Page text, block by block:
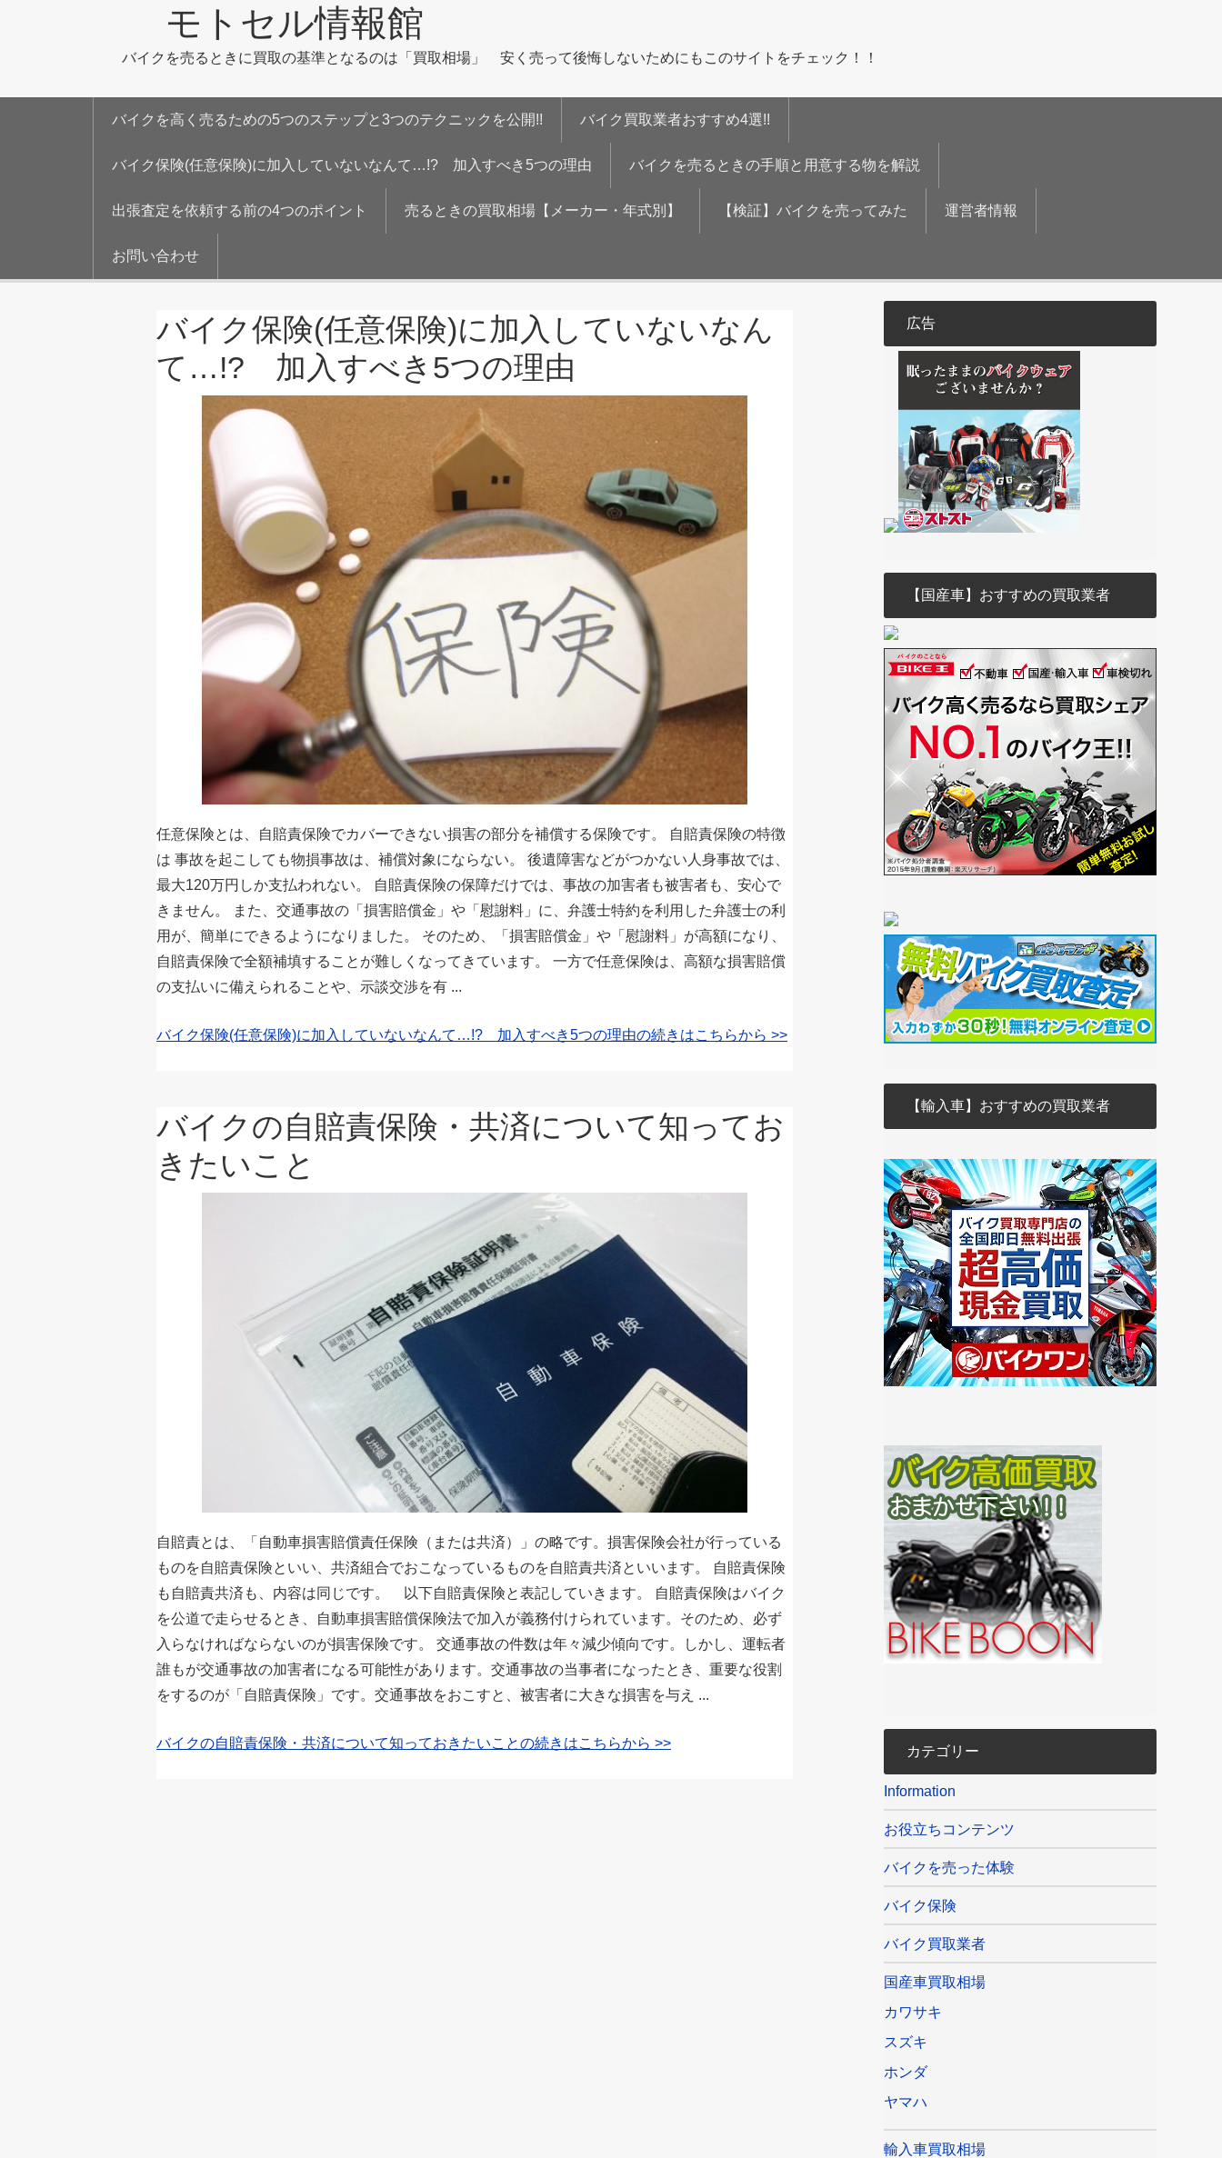
モトセル情報館
バイクを売るときに買取の基準となるのは「買取相場」 安く売って後悔しないためにもこのサイトをチェック！！
バイクを高く売るための5つのステップと3つのテクニックを公開!! バイク買取業者おすすめ4選!!
バイク保険(任意保険)に加入していないなんて…!? 加入すべき5つの理由 バイクを売るときの手順と用意する物を解説
出張査定を依頼する前の4つのポイント 売るときの買取相場【メーカー・年式別】 【検証】バイクを売ってみた 運営者情報
お問い合わせ
バイク保険(任意保険)に加入していないなん
て…!? 加入すべき5つの理由
任意保険とは、自賠責保険でカバーできない損害の部分を補償する保険です。 自賠責保険の特徴
は 事故を起こしても物損事故は、補償対象にならない。 後遺障害などがつかない人身事故では、
最大120万円しか支払われない。 自賠責保険の保障だけでは、事故の加害者も被害者も、安心で
きません。 また、交通事故の「損害賠償金」や「慰謝料」に、弁護士特約を利用した弁護士の利
用が、簡単にできるようになりました。 そのため、「損害賠償金」や「慰謝料」が高額になり、
自賠責保険で全額補填することが難しくなってきています。 一方で任意保険は、高額な損害賠償
の支払いに備えられることや、示談交渉を有 ...
バイク保険(任意保険)に加入していないなんて…!? 加入すべき5つの理由の続きはこちらから >>
バイクの自賠責保険・共済について知ってお
きたいこと
自賠責とは、「自動車損害賠償責任保険（または共済）」の略です。損害保険会社が行っている
ものを自賠責保険といい、共済組合でおこなっているものを自賠責共済といいます。 自賠責保険
も自賠責共済も、内容は同じです。 以下自賠責保険と表記していきます。 自賠責保険はバイク
を公道で走らせるとき、自動車損害賠償保険法で加入が義務付けられています。そのため、必ず
入らなければならないのが損害保険です。 交通事故の件数は年々減少傾向です。しかし、運転者
誰もが交通事故の加害者になる可能性があります。交通事故の当事者になったとき、重要な役割
をするのが「自賠責保険」です。交通事故をおこすと、被害者に大きな損害を与え ...
バイクの自賠責保険・共済について知っておきたいことの続きはこちらから >>
広告
【国産車】おすすめの買取業者
【輸入車】おすすめの買取業者
カテゴリー
Information
お役立ちコンテンツ
バイクを売った体験
バイク保険
バイク買取業者
国産車買取相場
カワサキ
スズキ
ホンダ
ヤマハ
輸入車買取相場